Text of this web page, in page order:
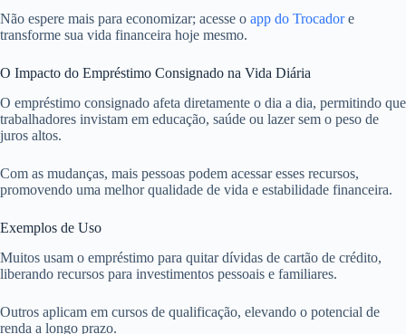
Não espere mais para economizar; acesse o app do Trocadore
transforme sua vida financeira hoje mesmo.
O Impacto do Empréstimo Consignado na Vida Diária
O empréstimo consignado afeta diretamente o dia a dia, permitindo que
trabalhadores invistam em educação, saúde ou lazer sem o peso de
juros altos.
Com as mudanças, mais pessoas podem acessar esses recursos,
promovendo uma melhor qualidade de vida e estabilidade financeira.
Exemplos de Uso
Muitos usam o empréstimo para quitar dívidas de cartão de crédito,
liberando recursos para investimentos pessoais e familiares.
Outros aplicam em cursos de qualificação, elevando o potencial de
renda a longo prazo.